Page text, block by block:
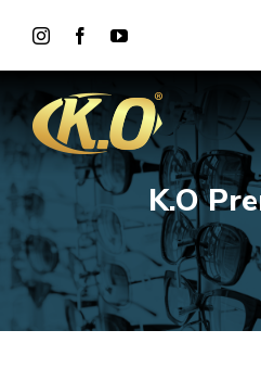
TODAS
¿DÓNDE
K.O